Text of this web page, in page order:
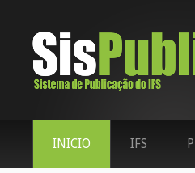
INICIO IFS